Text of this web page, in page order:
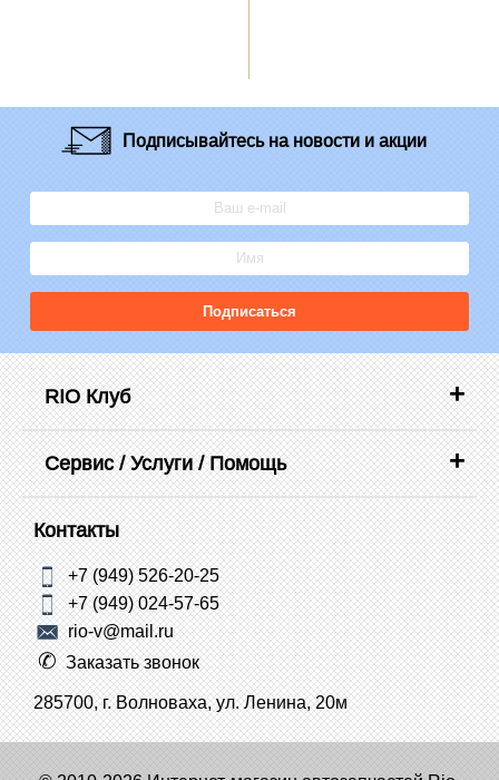
Подписывайтесьна новости и акции
Подписаться
RIO Клуб
Сервис / Услуги / Помощь
Контакты
+7 (949) 526-20-25
+7 (949) 024-57-65
rio-v@mail.ru
Заказать звонок
285700, г. Волноваха, ул. Ленина, 20м